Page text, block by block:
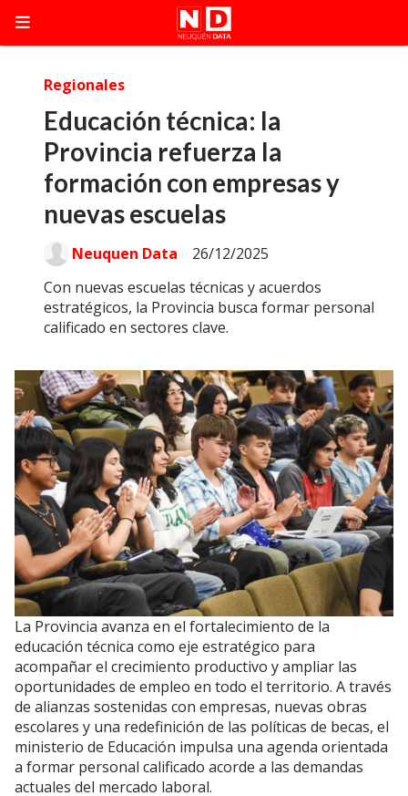
Educación técnica: la
Provincia refuerza la
formación con empresas y
nuevas escuelas
Con nuevas escuelas técnicas y acuerdos
estratégicos, la Provincia busca formar personal
calificado en sectores clave.
Regionales
26/12/2025
Neuquen Data
La Provincia avanza en el fortalecimiento de la
educación técnica como eje estratégico para
acompañar el crecimiento productivo y ampliar las
oportunidades de empleo en todo el territorio. A través
de alianzas sostenidas con empresas, nuevas obras
escolares y una redefinición de las políticas de becas, el
ministerio de Educación impulsa una agenda orientada
a formar personal calificado acorde a las demandas
actuales del mercado laboral.